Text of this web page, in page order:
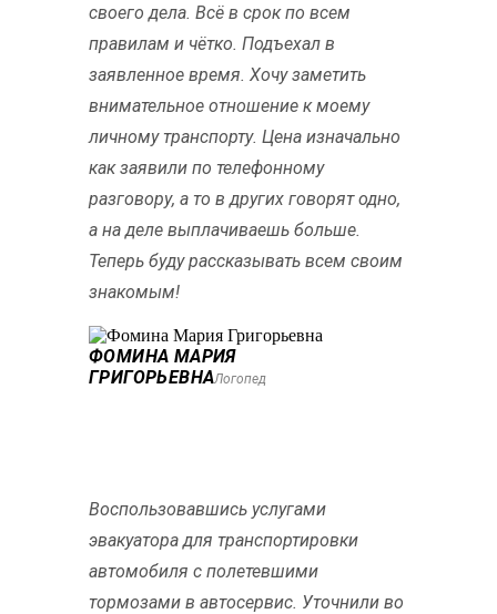
своего дела. Всё в срок по всем
правилам и чётко. Подъехал в
заявленное время. Хочу заметить
внимательное отношение к моему
личному транспорту. Цена изначально
как заявили по телефонному
разговору, а то в других говорят одно,
а на деле выплачиваешь больше.
Теперь буду рассказывать всем своим
знакомым!
ФОМИНА МАРИЯ
ГРИГОРЬЕВНАЛогопед
Воспользовавшись услугами
эвакуатора для транспортировки
автомобиля с полетевшими
тормозами в автосервис. Уточнили во